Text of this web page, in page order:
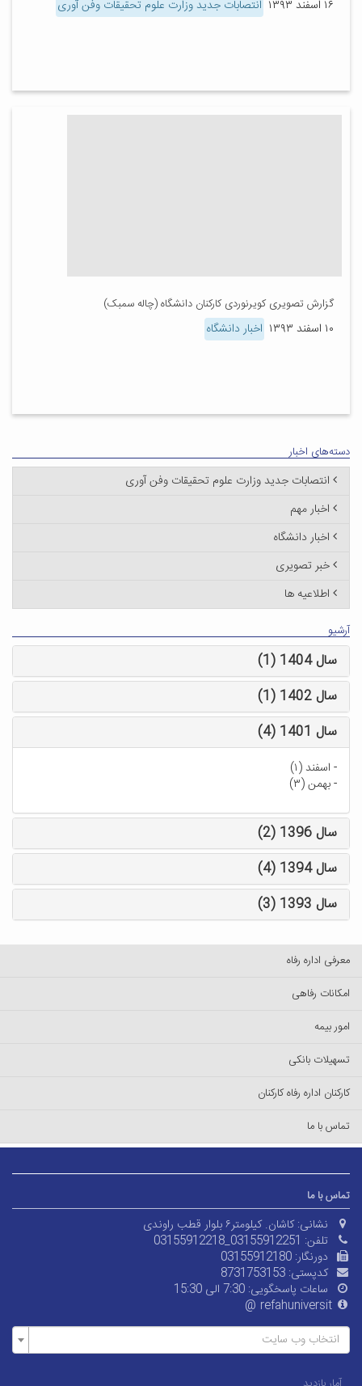
۱۶ اسفند ۱۳۹۳ انتصابات جدید وزارت علوم تحقیقات وفن آوری
گزارش تصویری کویرنوردی کارکنان دانشگاه (چاله سمبک)
۱۰ اسفند ۱۳۹۳ اخبار دانشگاه
دسته‌های اخبار
انتصابات جدید وزارت علوم تحقیقات وفن آوری
اخبار مهم
اخبار دانشگاه
خبر تصویری
اطلاعیه ها
آرشیو
سال 1404 (1)
سال 1402 (1)
سال 1401 (4)
- اسفند (۱)
-بهمن (۳)
سال 1396 (2)
سال 1394 (4)
سال 1393 (3)
معرفی اداره رفاه
امکانات رفاهی
امور بیمه
تسهیلات بانکی
کارکنان اداره رفاه کارکنان
تماس با ما
تماس با ما
نشانی: کاشان. کیلومتر۶ بلوار قطب راوندی
تلفن: 03155912218_03155912251
دورنگار: 03155912180
کدپستی: 8731753153
ساعات پاسخگویی: 7:30 الی 15:30
refahuniversit@
انتخاب وب سایت